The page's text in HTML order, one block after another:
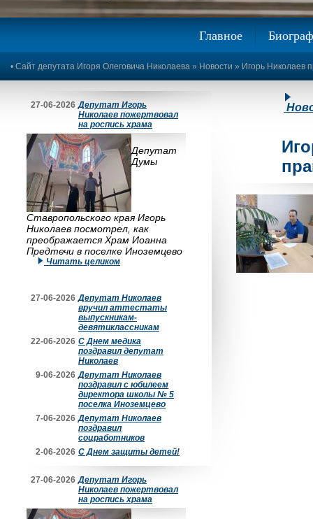
Главное
• Сайт депутата Игоря Олеговича Николаева » Новости » Игорь Николаев
27-06-2026 Депутат Игорь
Николаев пожертвовал
на роспись храма
Депутат
Думы
Ставропольского края Игорь
Николаев посмотрел, как
преображается Храм Иоанна
Предтечи в поселке Иноземцево
Читать целиком
27-06-2026 Депутат Николаев
вручил аттестаты
выпускникам-
девятиклассникам
22-06-2026 С Днем медика
поздравил депутат
Николаев
9-06-2026 Депутат Николаев
поздравил с юбилеем
директора школы № 5
поселка Иноземцево
7-06-2026 Депутат Николаев
поздравил
соцработников
2-06-2026 С Днем защиты детей!
27-06-2026 Депутат Игорь
Николаев пожертвовал
на роспись храма